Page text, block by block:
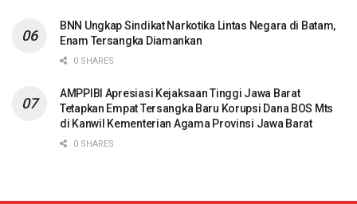
BNN Ungkap Sindikat Narkotika Lintas Negara di Batam,
Enam Tersangka Diamankan
0 SHARES
AMPPIBI Apresiasi Kejaksaan Tinggi Jawa Barat
Tetapkan Empat Tersangka Baru Korupsi Dana BOS Mts
di Kanwil Kementerian Agama Provinsi Jawa Barat
0 SHARES